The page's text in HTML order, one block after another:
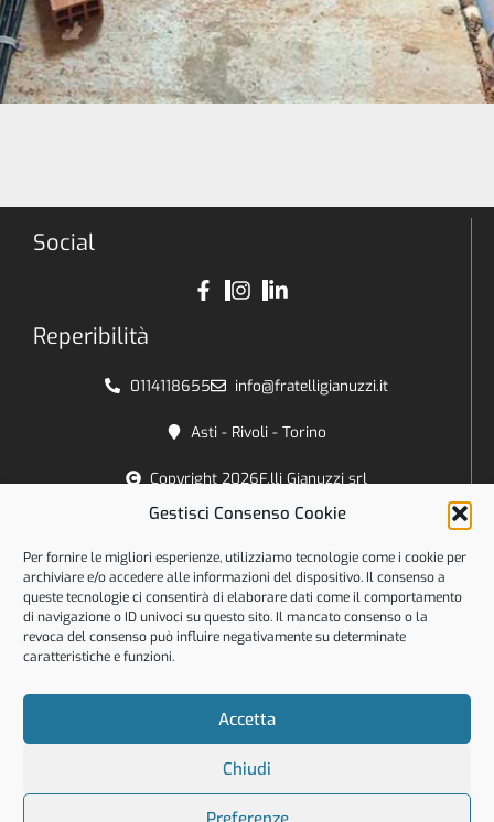
Gestisci Consenso Cookie
Per fornire le migliori esperienze, utilizziamo tecnologie come i cookie per
archiviare e/o accedere alle informazioni del dispositivo. Il consenso a
queste tecnologie ci consentirà di elaborare dati come il comportamento
di navigazione o ID univoci su questo sito. Il mancato consenso o la
revoca del consenso può influire negativamente su determinate
caratteristiche e funzioni.
Accetta
Chiudi
Social
Reperibilità
0114118655 info@fratelligianuzzi.it
Asti - Rivoli - Torino
Copyright 2026F.lli Gianuzzi srl
P. Iva IT: 01499910055
TVA intracommunautaire FR: 37 103848370
Orari
Lun - Ven:
14:00 - 17:00
Chiuso
Cookies Policy